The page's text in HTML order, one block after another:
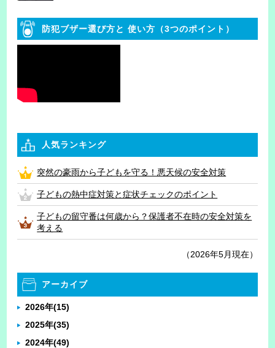
防犯ブザー選び方と 使い方（3つのポイント）
人気ランキング
突然の豪雨から子どもを守る！悪天候の安全対策
子どもの熱中症対策と症状チェックのポイント
子どもの留守番は何歳から？保護者不在時の安全対策を
考える
（2026年5月現在）
アーカイブ
2026年(15)
2025年(35)
2024年(49)